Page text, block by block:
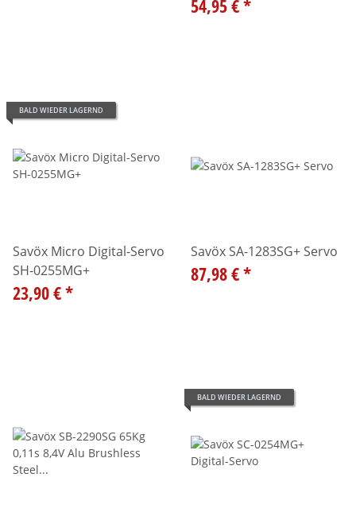
54,95 €*
BALD WIEDER LAGERND
Savöx Micro Digital-Servo
SH-0255MG+
23,90 €*
Savöx SA-1283SG+ Servo
87,98 €*
BALD WIEDER LAGERND